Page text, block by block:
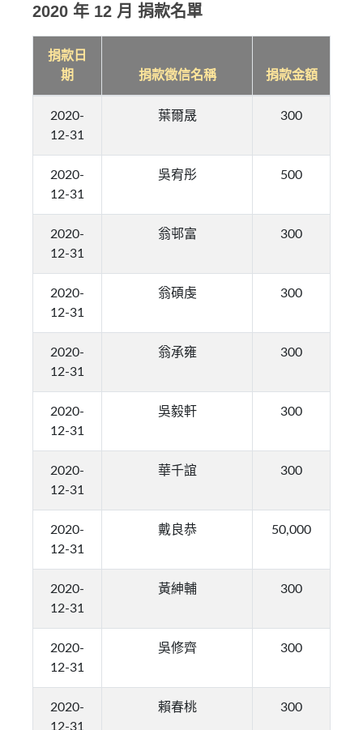
2020 年 12 月 捐款名單
捐款日
期
捐款徵信名稱 捐款金額
2020-
12-31
葉爾晟 300
2020-
12-31
吳宥彤 500
2020-
12-31
翁邨富 300
2020-
12-31
翁碩虔 300
2020-
12-31
翁承雍 300
2020-
12-31
吳毅軒 300
2020-
12-31
華千誼 300
2020-
12-31
戴良恭 50,000
2020-
12-31
黃紳輔 300
2020-
12-31
吳修齊 300
2020-
12-31
賴春桃 300